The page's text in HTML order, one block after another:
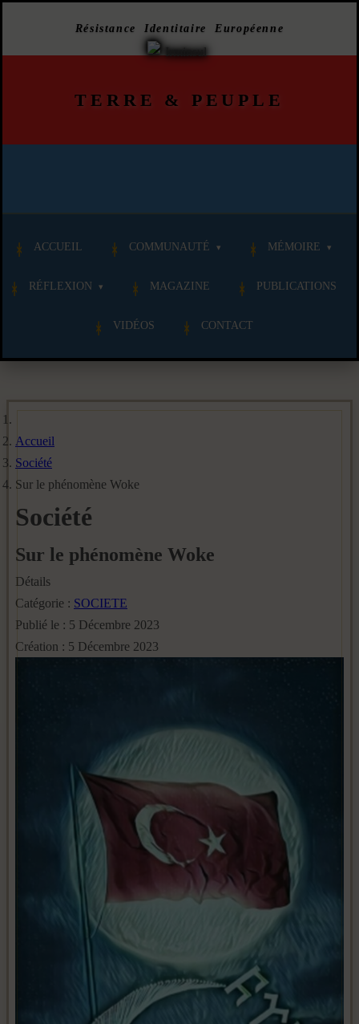
Résistance Identitaire Européenne
TERRE & PEUPLE
ACCUEIL COMMUNAUTÉ MÉMOIRE
RÉFLEXION MAGAZINE PUBLICATIONS
VIDÉOS CONTACT
Accueil
Société
Sur le phénomène Woke
Société
Sur le phénomène Woke
Détails
Catégorie : SOCIETE
Publié le : 5 Décembre 2023
Création : 5 Décembre 2023